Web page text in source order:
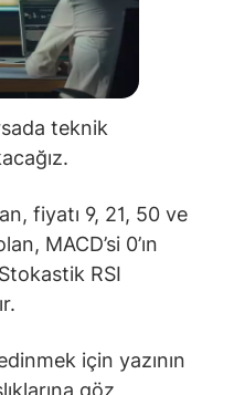
teknik
fiyatı 9, 21, 50 ve
MACD’si 0’ın
RSI
için yazının
göz